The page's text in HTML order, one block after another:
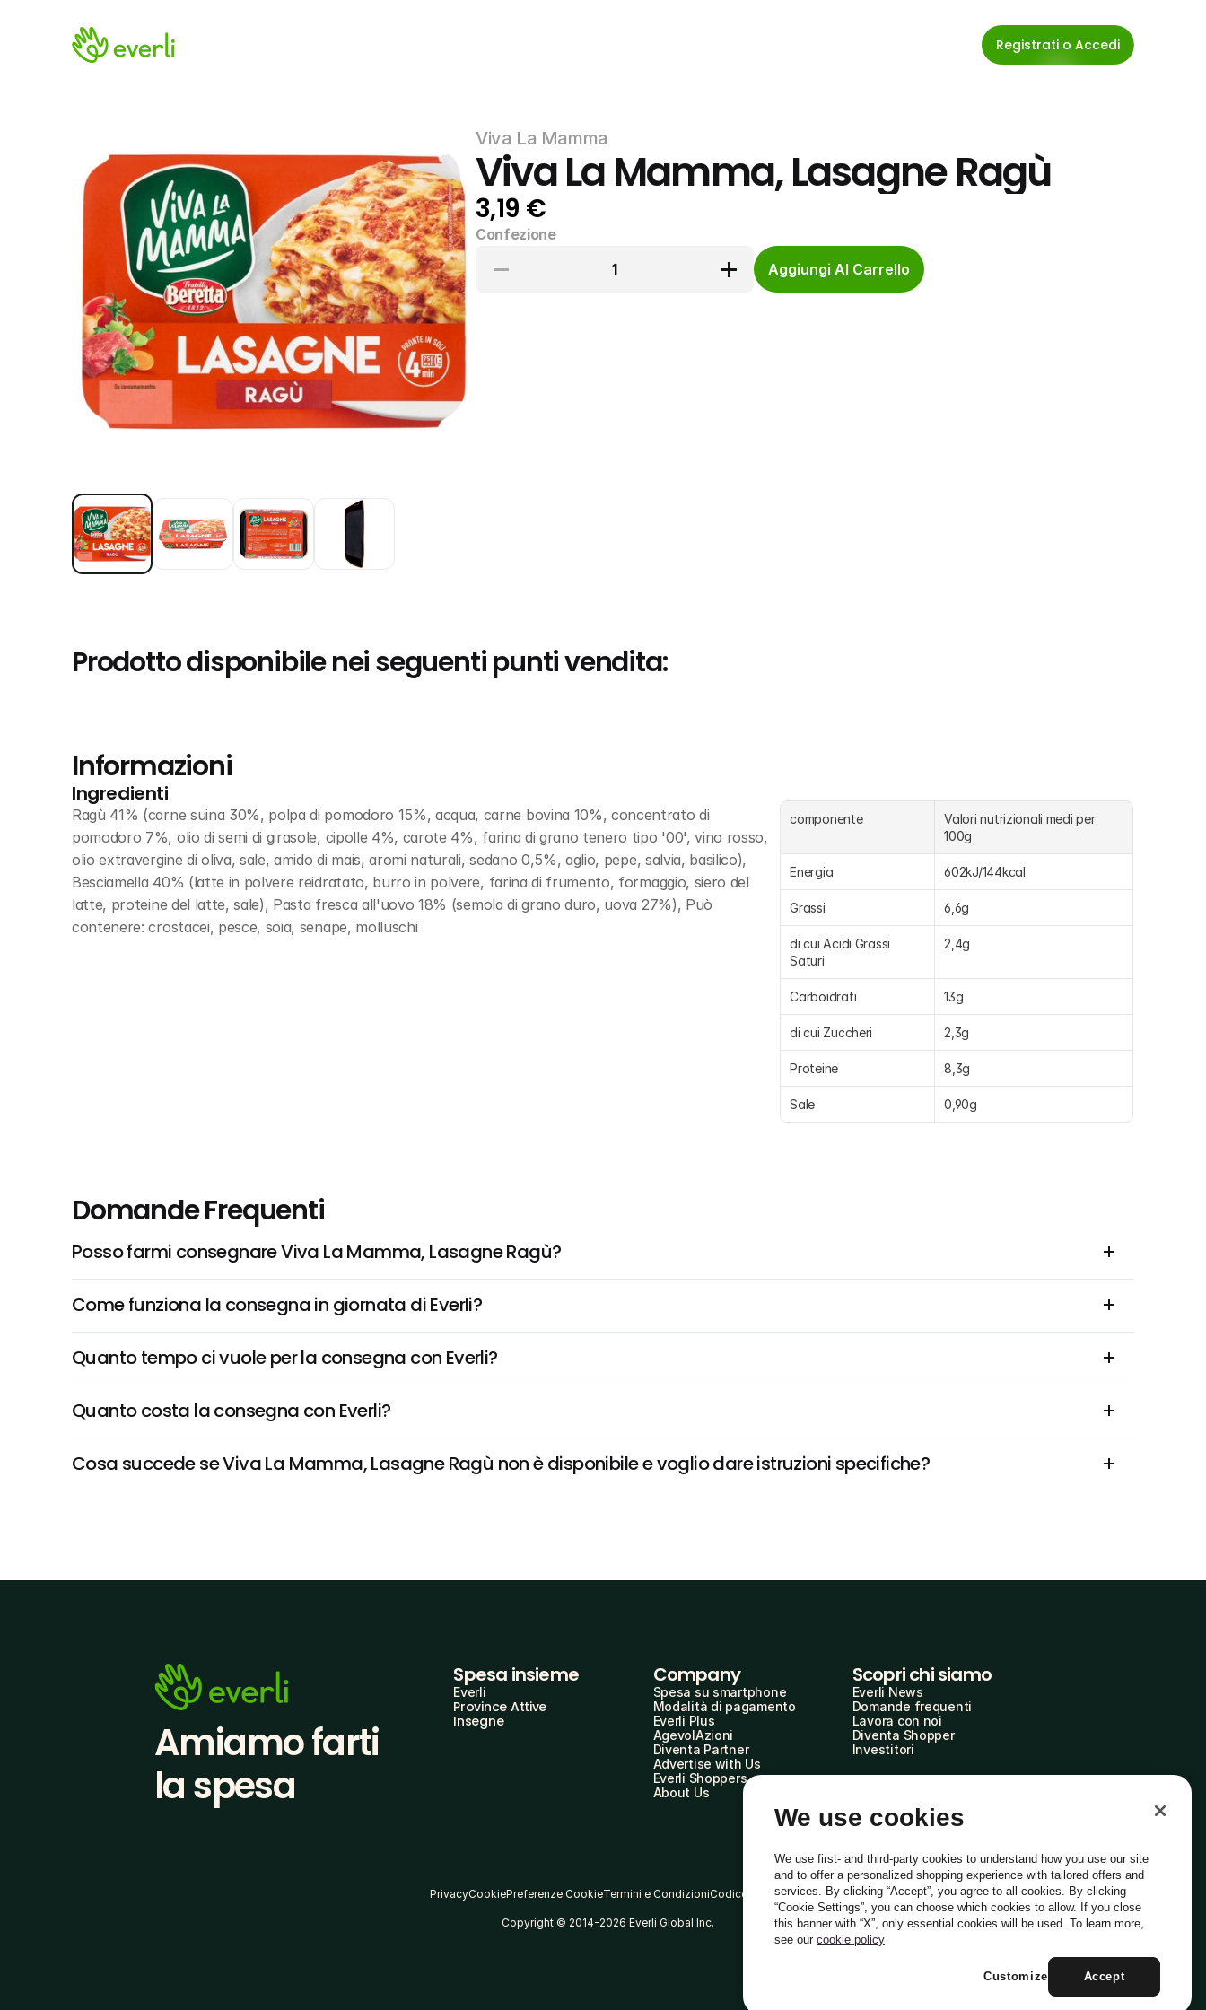
Registrati o Accedi
Viva La Mamma
Viva La Mamma, Lasagne Ragù
3,19 €
Confezione
1
Aggiungi Al Carrello
Prodotto disponibile nei seguenti punti vendita:
Informazioni
Ingredienti
Ragù 41% (carne suina 30%, polpa di pomodoro 15%, acqua, carne bovina 10%, concentrato di
pomodoro 7%, olio di semi di girasole, cipolle 4%, carote 4%, farina di grano tenero tipo '00', vino rosso,
olio extravergine di oliva, sale, amido di mais, aromi naturali, sedano 0,5%, aglio, pepe, salvia, basilico),
Besciamella 40% (latte in polvere reidratato, burro in polvere, farina di frumento, formaggio, siero del
latte, proteine del latte, sale), Pasta fresca all'uovo 18% (semola di grano duro, uova 27%), Può
contenere: crostacei, pesce, soia, senape, molluschi
componente
Valori nutrizionali medi per
100g
Energia 602kJ/144kcal
Grassi 6,6g
di cui Acidi Grassi
Saturi
2,4g
Carboidrati 13g
di cui Zuccheri 2,3g
Proteine 8,3g
Sale 0,90g
Domande Frequenti
Posso farmi consegnare Viva La Mamma, Lasagne Ragù?
Come funziona la consegna in giornata di Everli?
Quanto tempo ci vuole per la consegna con Everli?
Quanto costa la consegna con Everli?
Cosa succede se Viva La Mamma, Lasagne Ragù non è disponibile e voglio dare istruzioni specifiche?
Amiamo farti
la spesa
Spesa insieme
Everli
Province Attive
Insegne
Company
Spesa su smartphone
Modalità di pagamento
Everli Plus
AgevolAzioni
Diventa Partner
Advertise with Us
Everli Shoppers
About Us
Scopri chi siamo
Everli News
Domande frequenti
Lavora con noi
Diventa Shopper
Investitori
PrivacyCookiePreferenze CookieTermini e CondizioniCodice Etico
Copyright © 2014-2026 Everli Global Inc. Italiano
We use cookies
We use first- and third-party cookies to understand how you use our site
and to offer a personalized shopping experience with tailored offers and
services. By clicking “Accept”, you agree to all cookies. By clicking
“Cookie Settings”, you can choose which cookies to allow. If you close
this banner with “X”, only essential cookies will be used. To learn more,
see our cookie policy
Accept
Customize